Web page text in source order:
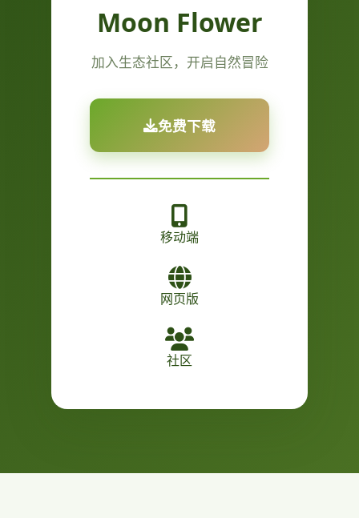
Moon Flower
加入生态社区，开启自然冒险
免费下载
移动端
网页版
社区